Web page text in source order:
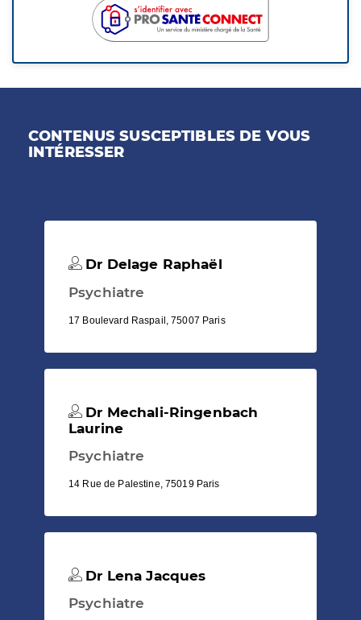
CONTENUS SUSCEPTIBLES DE VOUS
INTÉRESSER
Dr Delage Raphaël
Psychiatre
17 Boulevard Raspail, 75007 Paris
Dr Mechali-Ringenbach
Laurine
Psychiatre
14 Rue de Palestine, 75019 Paris
Dr Lena Jacques
Psychiatre